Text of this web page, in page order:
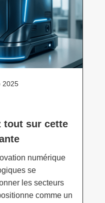
2025
tout sur cette
numérique
se
les secteurs
comme un